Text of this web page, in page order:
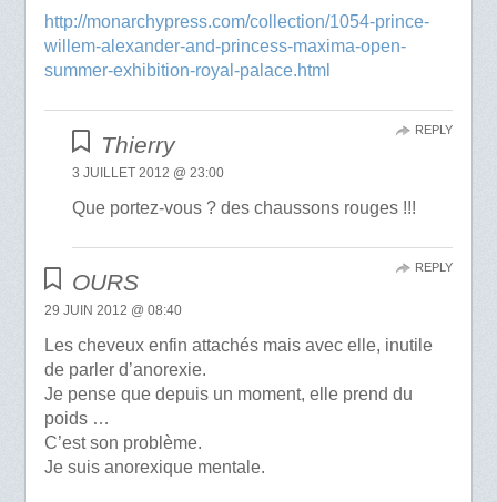
http://monarchypress.com/collection/1054-prince-
willem-alexander-and-princess-maxima-open-
summer-exhibition-royal-palace.html
Thierry
3 JUILLET 2012 @ 23:00
Que portez-vous ? des chaussons rouges !!!
REPLY
OURS
29 JUIN 2012 @ 08:40
Les cheveux enfin attachés mais avec elle, inutile
de parler d’anorexie.
Je pense que depuis un moment, elle prend du
poids …
C’est son problème.
Je suis anorexique mentale.
REPLY